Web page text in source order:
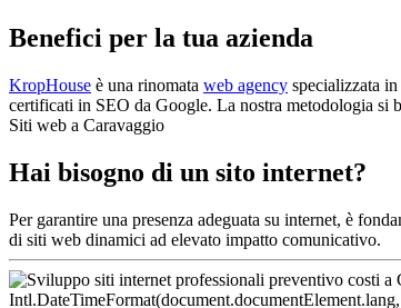
Benefici per la tua azienda
KropHouse è una rinomata web agency specializzata
certificati in SEO da Google. La nostra metodologia si
Siti web a Caravaggio
Hai bisogno di un sito internet?
Per garantire una presenza adeguata su internet, è
di siti web dinamici ad elevato impatto comunicativo.